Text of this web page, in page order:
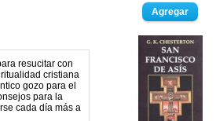
resucitar con
cristiana
gozo para el
para la
cada día más a